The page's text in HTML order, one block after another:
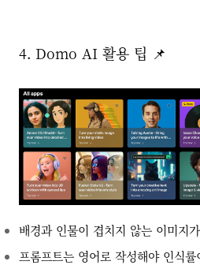
4. Domo AI 활용 팁 📌
배경과 인물이 겹치지 않는 이미지
프롬프트는 영어로 작성해야 인식